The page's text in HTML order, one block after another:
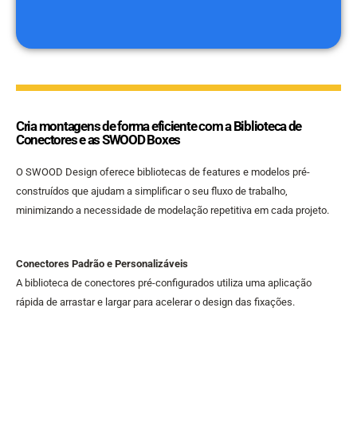
Cria montagens de forma eficiente com a Biblioteca de
Conectores e as SWOOD Boxes
O SWOOD Design oferece bibliotecas de features e modelos pré-
construídos que ajudam a simplificar o seu fluxo de trabalho,
minimizando a necessidade de modelação repetitiva em cada projeto.
Conectores Padrão e Personalizáveis
A biblioteca de conectores pré-configurados utiliza uma aplicação
rápida de arrastar e largar para acelerar o design das fixações.